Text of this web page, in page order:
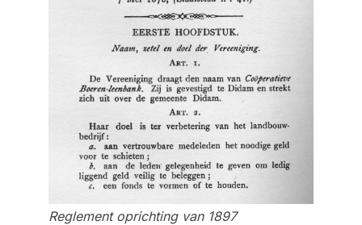
Reglement oprichting van 1897